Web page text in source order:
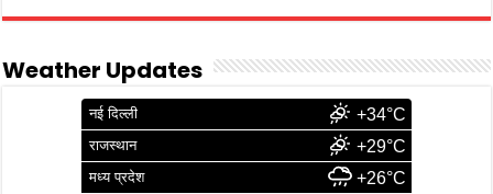
Weather Updates
नई दिल्ली +34°C
राजस्थान +29°C
मध्य प्रदेश +26°C